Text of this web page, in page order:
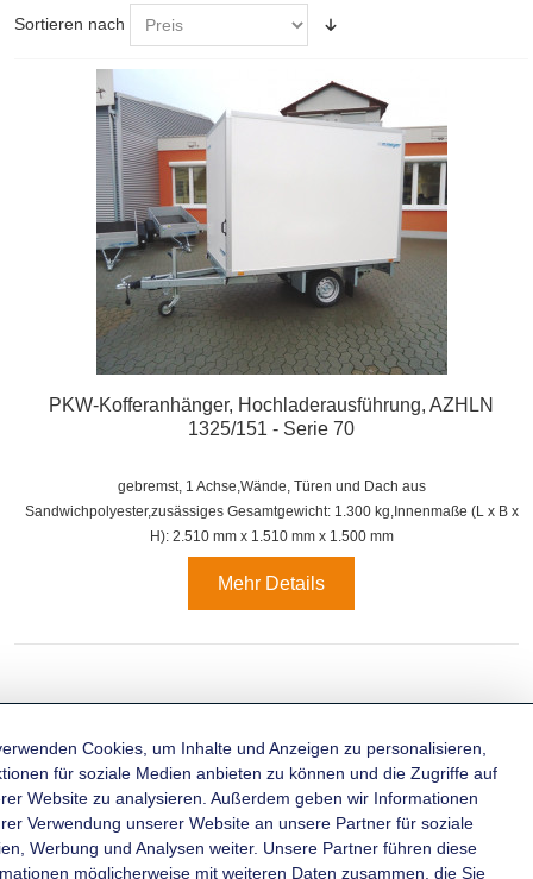
Sortieren nach
PKW-Kofferanhänger, Hochladerausführung, AZHLN
1325/151 - Serie 70
gebremst, 1 Achse, Wände, Türen und Dach aus
Sandwichpolyester,zusässiges Gesamtgewicht: 1.300 kg, Innenmaße (L x B x
H): 2.510 mm x 1.510 mm x 1.500 mm
Mehr Details
KATEGORIEN
Cookies, um Inhalte und Anzeigen zu personalisieren,
für soziale Medien anbieten zu können und die Zugriffe auf
Website zu analysieren. Außerdem geben wir Informationen
Verwendung unserer Website an unsere Partner für soziale
Werbung und Analysen weiter. Unsere Partner führen diese
möglicherweise mit weiteren Daten zusammen, die Sie